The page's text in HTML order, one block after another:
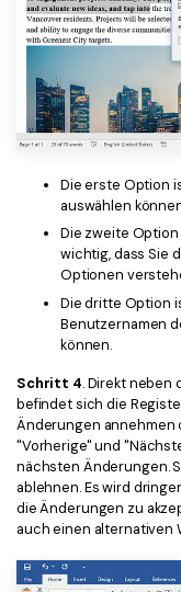
Die erste Option
auswählen
Die zweite
wichtig, dass Sie
Optionen
Die dritte Option
Benutzernamen
können.
Schritt 4. Direkt neben
befindet sich die
Änderungen annehmen
"Vorherige" und
nächsten Änderungen.
ablehnen. Es wird
die Änderungen zu
auch einen alternativen